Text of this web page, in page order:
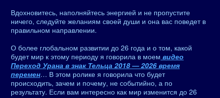
Вдохновитесь, наполняйтесь энергией и не пропустите
ничего, следуйте желаниям своей души и она вас поведет в
правильном направлении.
О более глобальном развитии до 26 года и о том, какой
будет мир к этому периоду я говорила в моем видео
Переход Урана в знак Тельца 2018 — 2026 время
перемен… В этом ролике я говорила что будет
происходить, зачем и почему, не событийно, а по
результату. Если вам интересно как мир изменится до 26